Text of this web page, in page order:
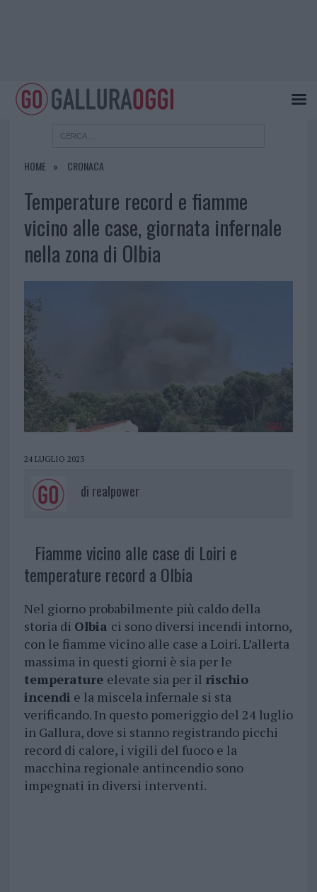
HOME CRONACA
Temperature record e fiamme
vicino alle case, giornata infernale
nella zona di Olbia
24 LUGLIO 2023
di realpower
Fiamme vicino alle case di Loiri e
temperature record a Olbia
Nel giorno probabilmente più caldo della
storia di Olbia ci sono diversi incendi intorno,
con le fiamme vicino alle case a Loiri. L’allerta
massima in questi giorni è sia per le
temperature elevate sia per il rischio
incendi e la miscela infernale si sta
verificando. In questo pomeriggio del 24 luglio
in Gallura, dove si stanno registrando picchi
record di calore, i vigili del fuoco e la
macchina regionale antincendio sono
impegnati in diversi interventi.